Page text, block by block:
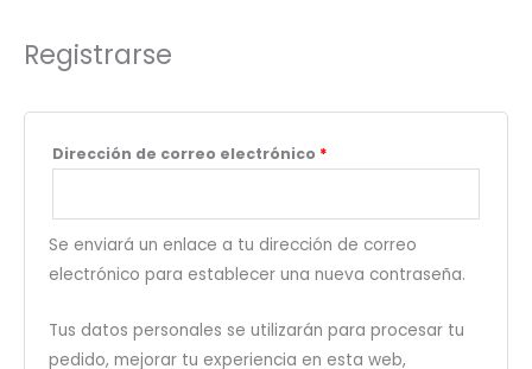
Registrarse
Dirección de correo electrónico *
Se enviará un enlace a tu dirección de correo
electrónico para establecer una nueva contraseña.
Tus datos personales se utilizarán para procesar tu
pedido, mejorar tu experiencia en esta web,